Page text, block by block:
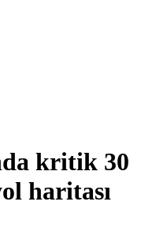
kritik 30
haritası